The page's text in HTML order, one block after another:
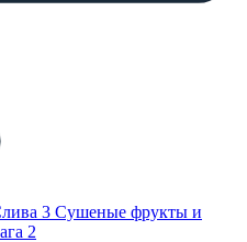
3 Сушеные фрукты и
2